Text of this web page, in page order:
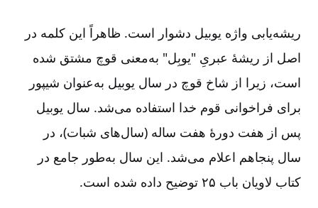
ریشه‌یابی واژه‌ یوبیل دشوار است. ظاهراً این کلمه در
اصل از ریشۀ عبریِ "یوبِل" به‌معنی قوچ مشتق شده
است، زیرا از شاخ قوچ در سال یوبیل به‌عنوان شیپور
برای فراخوانی قوم خدا استفاده می‌شد. سال یوبیل
پس از هفت دورۀ هفت ساله (سال‌های شبات)، در
سال پنجاهم اعلام می‌شد. این سال به‌طور جامع در
کتاب لاویان باب ۲۵ توضیح داده شده است.